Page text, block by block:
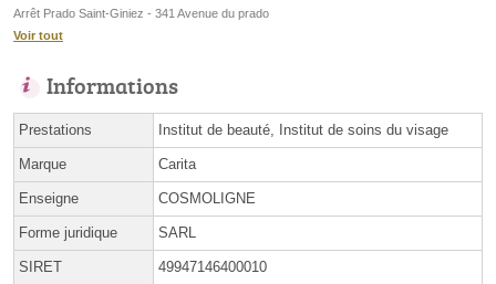
Arrêt Prado Saint-Giniez - 341 Avenue du prado
Voir tout
Informations
Prestations Institut de beauté, Institut de soins du visage
Marque Carita
Enseigne COSMOLIGNE
Forme juridique SARL
SIRET 49947146400010